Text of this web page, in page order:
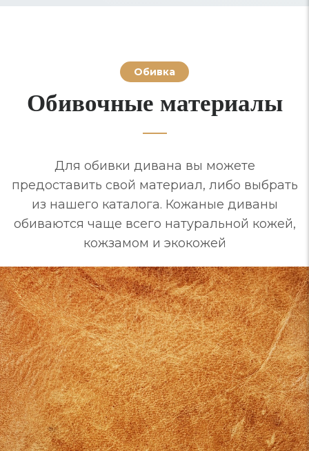
Обивка
Обивочные материалы
Для обивки дивана вы можете
предоставить свой материал, либо выбрать
из нашего каталога. Кожаные диваны
обиваются чаще всего натуральной кожей,
кожзамом и экокожей